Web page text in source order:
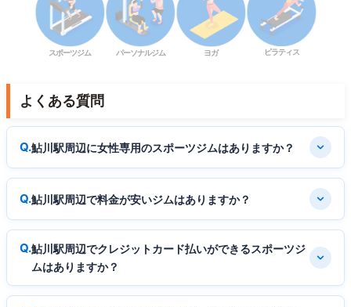
スポーツジム パーソナルジム ヨガ ピラティス
よくある質問
鮎川駅周辺に女性専用のスポーツジムはありますか？
鮎川駅周辺で料金が安いジムはありますか？
鮎川駅周辺でクレジットカード払いができるスポーツジ
ムはありますか？